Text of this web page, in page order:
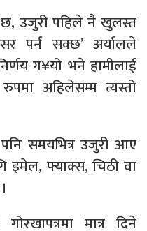
छ, उजुरी पहिले नै खुलस्त
पर्न सक्छ’ अर्यालले
ग¥यो भने हामीलाई
अहिलेसम्म त्यस्तो
समयभित्र उजुरी आए
इमेल, फ्याक्स, चिठी वा
मात्र दिने